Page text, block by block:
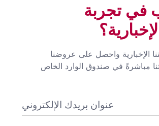
في تجربة
الإخبارية واحصل على عروضنا
مباشرةً في صندوق الوارد الخاص